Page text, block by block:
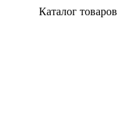
Каталог товаров